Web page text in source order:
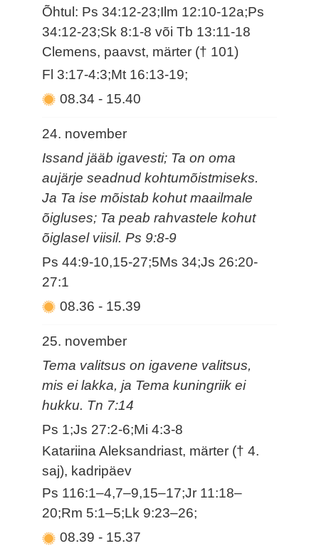
Õhtul: Ps 34:12-23;Ilm 12:10-12a;Ps
34:12-23;Sk 8:1-8 või Tb 13:11-18
Clemens, paavst, märter († 101)
Fl 3:17-4:3;Mt 16:13-19;
08.34- 15.40
24. november
Issand jääb igavesti; Ta on oma
aujärje seadnud kohtumõistmiseks.
Ja Ta ise mõistab kohut maailmale
õigluses; Ta peab rahvastele kohut
õiglasel viisil. Ps 9:8-9
Ps 44:9-10,15-27;5Ms 34;Js 26:20-
27:1
08.36- 15.39
25. november
Tema valitsus on igavene valitsus,
mis ei lakka, ja Tema kuningriik ei
hukku. Tn 7:14
Ps 1;Js 27:2-6;Mi 4:3-8
Katariina Aleksandriast, märter († 4.
saj), kadripäev
Ps 116:1–4,7–9,15–17;Jr 11:18–
20;Rm 5:1–5;Lk 9:23–26;
08.39- 15.37